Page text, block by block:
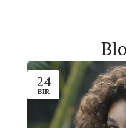
24
BIR